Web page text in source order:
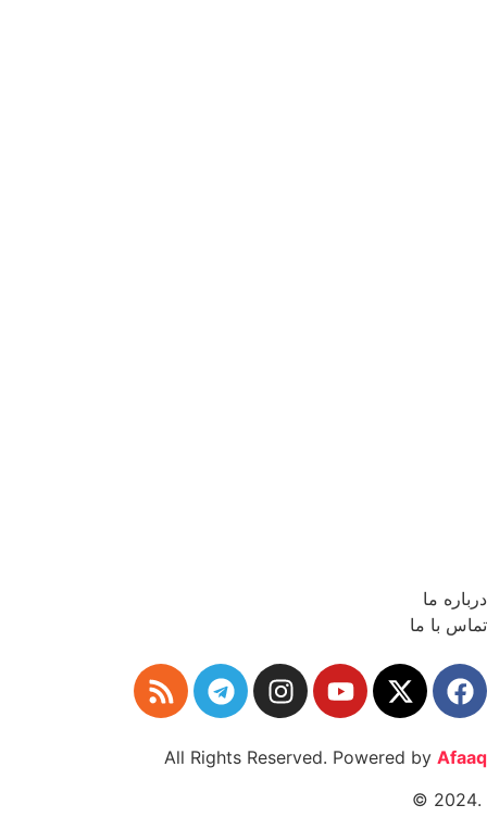
درباره ما
تماس با ما
All Rights Reserved. Powered by Afaaq
.2024 ©